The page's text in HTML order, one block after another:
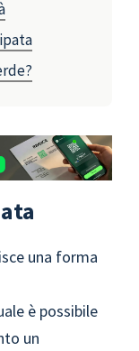
una forma
è possibile
un